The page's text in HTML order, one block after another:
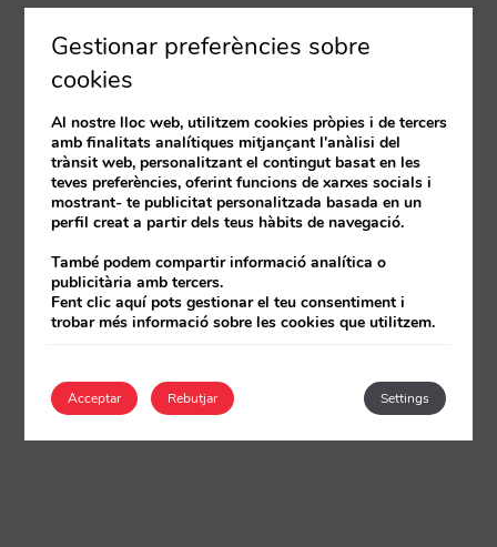
Gestionar preferències sobre
cookies
Al nostre lloc web, utilitzem cookies pròpies i de tercers
amb finalitats analítiques mitjançant l'anàlisi del
trànsit web, personalitzant el contingut basat en les
teves preferències, oferint funcions de xarxes socials i
mostrant- te publicitat personalitzada basada en un
perfil creat a partir dels teus hàbits de navegació.
També podem compartir informació analítica o
publicitària amb tercers.
Fent clic aquí pots gestionar el teu consentiment i
trobar més informació sobre les cookies que utilitzem.
Acceptar Settings
Rebutjar